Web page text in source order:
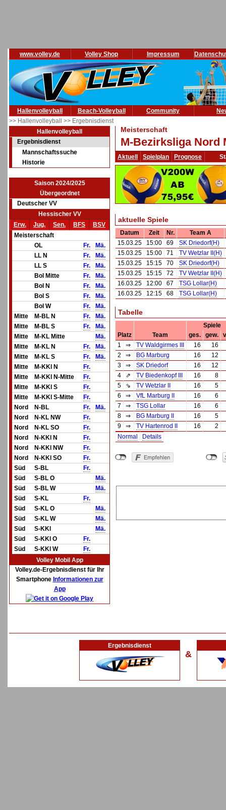
www.volley.de Volley Shop Impressum
Hallenvolleyball Beach-Volleyball Community
>> Hallenvolleyball >> Ergebnisdienst
Hallenvolleyball
Ergebnisdienst
Mannschaftssuche
Historie
Saison 2024/2025
Übergeordnet
Deutscher VV
Hessischer VV
Erw.
Jug. Sen. BFS
BSV
Meisterschaft
OL
Fr.
Mä.
LL N
Fr.
Mä.
LL S
Fr.
Mä.
Bol Mitte
Fr.
Mä.
Bol N
Fr.
Mä.
Bol S
Fr.
Mä.
Bol W
Fr.
Mä.
Mitte
M-BL N Fr.
Mä.
Mitte
M-BL S Fr.
Mä.
Mitte
M-KL Mitte
Mä.
Mitte
M-KL N Fr.
Mä.
Mitte
M-KL S Fr.
Mä.
Mitte
M-KKl N
Fr.
Mitte
M-KKl N-Mitte
Fr.
Mitte
M-KKl S
Fr.
Mitte
M-KKl S-Mitte
Fr.
Nord
N-BL Fr.
Mä.
Nord
N-KL NW
Fr.
Nord
N-KL SO
Fr.
Nord
N-KKl N
Fr.
Nord
N-KKl NW
Fr.
Nord
N-KKl SO
Fr.
Süd
S-BL
Fr.
Süd
S-BL O
Mä.
Süd
S-BL W
Mä.
Süd
S-KL
Fr.
Süd
S-KL O
Mä.
Süd
S-KL W
Mä.
Süd
S-KKl
Mä.
Süd
S-KKl O
Fr.
Süd
S-KKl W
Fr.
Volley Mobil App
Volley.de-Ergebnisdienst für Ihr
Smartphone Informationen zur
App
Meisterschaft
M-Bezirksliga Nord
Aktuell Spielplan Prognose
aktuelle Spiele
Datum Zeit Nr.
Team A
15.03.25
15:00 69
SK Driedorf(H)
15.03.25
15:00 71
TV Wetzlar II(H)
15.03.25
15:15 70
SK Driedorf(H)
15.03.25
15:15 72
TV Wetzlar II(H)
16.03.25
12:00 67
TSG Lollar(H)
16.03.25
12:15 68 TSG Lollar(H)
Tabelle
Spiele
Platz
Team ges. gew.
1
⇒ TV Waldgirmes III 16
16
2
⇒ BG Marburg 16
12
3
⇒ SK Driedorf 16
12
4
⇗ TV Biedenkopf III 16
8
5
⇘ TV Wetzlar II 16
5
6
⇒ VfL Marburg II 16
6
7
⇒ TSG Lollar 16
6
8
⇒ BG Marburg II 16
5
9
⇒ TV Hartenrod II 16
2
Normal
Details
Ergebnisdienst
&